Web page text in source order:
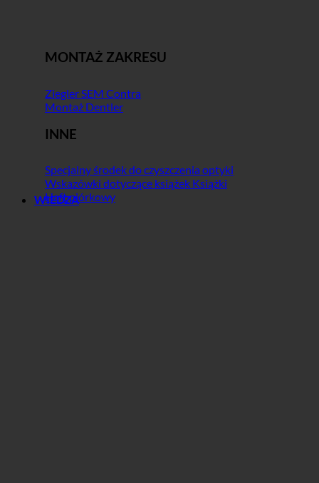
MONTAŻ ZAKRESU
Ziegler SEM Contra
Montaż Dentler
INNE
Specjalny środek do czyszczenia optyki
Wskazówki dotyczące książek Książki
Haft piórkowy
WIEDZA